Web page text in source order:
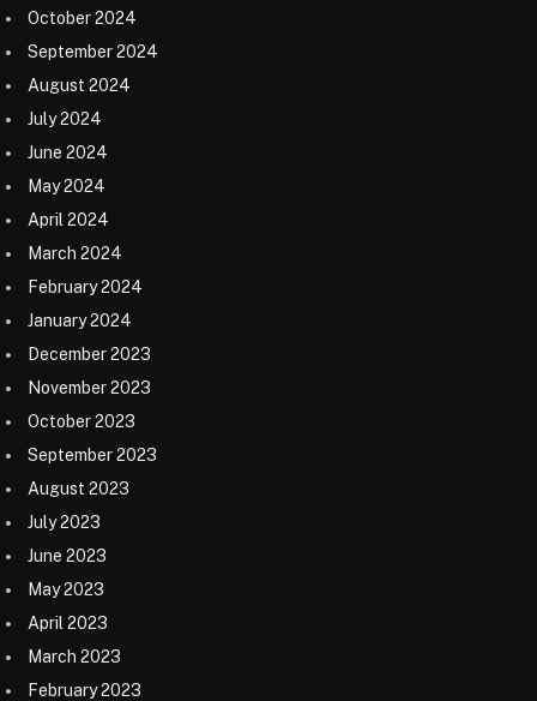
October 2024
September 2024
August 2024
July 2024
June 2024
May 2024
April 2024
March 2024
February 2024
January 2024
December 2023
November 2023
October 2023
September 2023
August 2023
July 2023
June 2023
May 2023
April 2023
March 2023
February 2023